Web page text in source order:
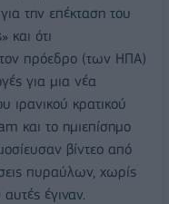
την επέκταση του
και ότι
πρόεδρο (των ΗΠΑ)
για μια νέα
ιρανικού κρατικού
και το ημιεπίσημο
βίντεο από
πυραύλων, χωρίς
έγιναν.